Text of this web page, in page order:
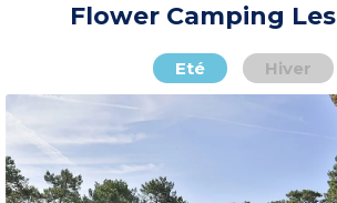
Flower Camping
Eté Hiver